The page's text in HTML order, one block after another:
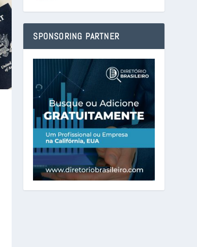
SPONSORING PARTNER